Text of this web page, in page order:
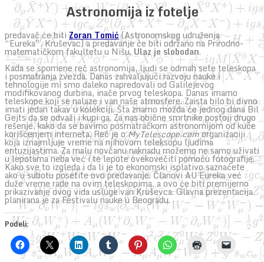
Astronomija iz fotelje
predavač će bitiZoran Tomić(Astronomskog udruženja
“Eureka”, Kruševac) a predavanje će biti održano na Prirodno-
matematičkom fakultetu u Nišu.Ulaz je slobodan.
Kada se spomene reč astronomija, ljudi se odmah sete teleskopa
i posmatranja zvezda. Danas zahvaljujući razvoju nauke i
tehnologije mi smo daleko napredovali od Galilejevog
modifikovanog durbina, inače prvog teleskopa. Danas imamo
teleskope koji se nalaze i van naše atmosfere. Zaista bilo bi divno
imati jedan takav u kolekciji. Šta znamo možda će jednog dana Bil
Gejts da se odvaži i kupi ga. Za nas obične smrtnike postoji drugo
rešenje, kako da se bavimo posmatračkom astronomijom od kuće
korišćenjem interneta. Reč je oMyTelescope.comorganizaciji
koja iznajmljuje vreme na njihovom teleksopu ljudima
entuzijastima. Za malu novčanu naknadu možemo ne samo uživati
u lepotama neba već i te lepote ovekovečiti pomoću fotografije.
Kako sve to izgleda i da li je to ekonomski isplativo saznaćete
ako u subotu posetite ovo predavanje. Članovi AU Eureka već
duže vreme rade na ovim teleskopima, a ovo će biti premijerno
prikazivanje ovog vida usluge van Kruševca. Glavna prezentacija
planirana je za Festivalu nauke u Beogradu.
Podeli: